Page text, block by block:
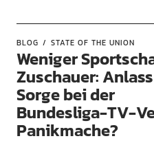
BLOG STATE OF THE UNION
Weniger
Zuschauer:
Sorge bei der
Bundesliga-TV-
Panikmache?